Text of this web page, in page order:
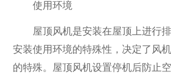
使用环境
屋顶风机是安装在屋顶上进行
安装使用环境的特殊性，决定了风
的特殊。屋顶风机设置停机后防止